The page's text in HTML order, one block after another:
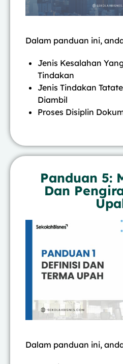
Dalam panduan ini,
Jenis Kesalahan
Tindakan
Jenis Tindakan
Diambil
Proses Disiplin
Panduan 5:
Dan
Dalam panduan ini,